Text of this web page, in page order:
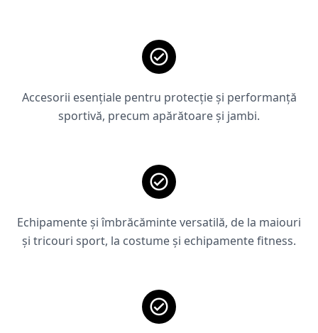
Accesorii esențiale pentru protecție și performanță
sportivă, precum apărătoare și jambi.
Echipamente și îmbrăcăminte versatilă, de la maiouri
și tricouri sport, la costume și echipamente fitness.